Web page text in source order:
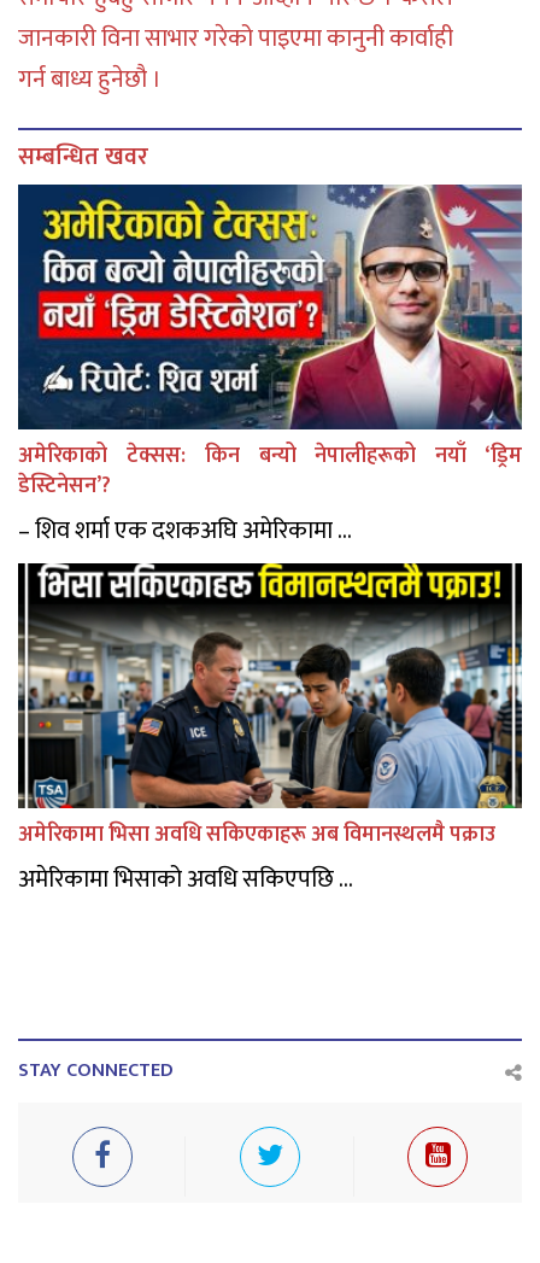
जानकारी विना साभार गरेको पाइएमा कानुनी कार्वाही
गर्न बाध्य हुनेछौ ।
सम्बन्धित खवर
अमेरिकाको टेक्सस: किन बन्यो नेपालीहरूको नयाँ ‘ड्रिम
डेस्टिनेसन’?
– शिव शर्मा एक दशकअघि अमेरिकामा ...
अमेरिकामा भिसा अवधि सकिएकाहरू अब विमानस्थलमै पक्राउ
अमेरिकामा भिसाको अवधि सकिएपछि ...
STAY CONNECTED